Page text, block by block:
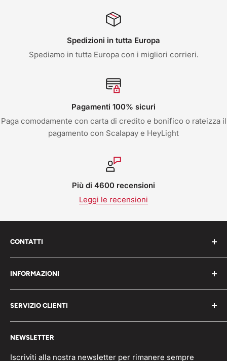
Spedizioni in tutta Europa
Spediamo in tutta Europa con i migliori corrieri.
Pagamenti 100% sicuri
Paga comodamente con carta di credito e bonifico o rateizza il
pagamento con Scalapay e HeyLight
Più di 4600 recensioni
Leggi le recensioni
CONTATTI
Work Shop s.r.l. via varese 160 - 22076 Mozzate (CO)
Italia
INFORMAZIONI
Chi Siamo
Blog
Pagamenti
Spedizioni
Feedback
SERVIZIO CLIENTI
Condizioni generali
Domande frequenti
Privacy Policy
NEWSLETTER
Iscriviti alla nostra newsletter per rimanere sempre